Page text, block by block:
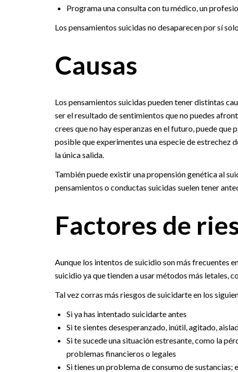
Programa una consulta con tu médico, un
Los pensamientos suicidas no desaparecen por sí
Causas
Los pensamientos suicidas pueden tener distintas
ser el resultado de sentimientos que no puedes
crees que no hay esperanzas en el futuro, puede que
posible que experimentes una especie de estrechez
la única salida.
También puede existir una propensión genética al
pensamientos o conductas suicidas suelen tener
Factores de
Aunque los intentos de suicidio son más frecuentes
suicidio ya que tienden a usar métodos más letales,
Tal vez corras más riesgos de suicidarte en los
Si ya has intentado suicidarte antes
Si te sientes desesperanzado, inútil, agitado,
Si te sucede una situación estresante, como la
problemas financieros o legales
Si tienes un problema de consumo de